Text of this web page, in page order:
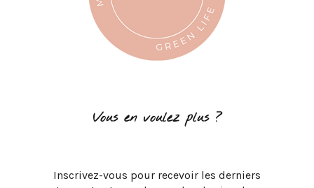
Vous en voulez plus ?
Inscrivez-vous pour recevoir les derniers